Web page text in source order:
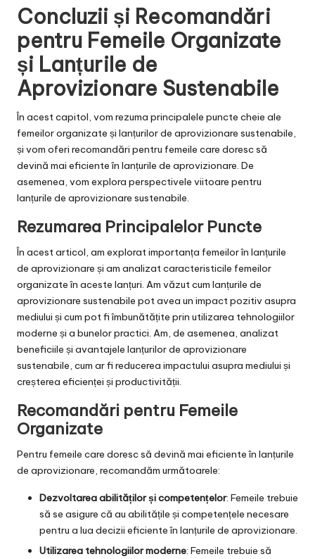
Concluzii și Recomandări
pentru Femeile Organizate
și Lanțurile de
Aprovizionare Sustenabile
În acest capitol, vom rezuma principalele puncte cheie ale
femeilor organizate și lanțurilor de aprovizionare sustenabile,
și vom oferi recomandări pentru femeile care doresc să
devină mai eficiente în lanțurile de aprovizionare. De
asemenea, vom explora perspectivele viitoare pentru
lanțurile de aprovizionare sustenabile.
Rezumarea Principalelor Puncte
În acest articol, am explorat importanța femeilor în lanțurile
de aprovizionare și am analizat caracteristicile femeilor
organizate în aceste lanțuri. Am văzut cum lanțurile de
aprovizionare sustenabile pot avea un impact pozitiv asupra
mediului și cum pot fi îmbunătățite prin utilizarea tehnologiilor
moderne și a bunelor practici. Am, de asemenea, analizat
beneficiile și avantajele lanțurilor de aprovizionare
sustenabile, cum ar fi reducerea impactului asupra mediului și
creșterea eficienței și productivității.
Recomandări pentru Femeile
Organizate
Pentru femeile care doresc să devină mai eficiente în lanțurile
de aprovizionare, recomandăm următoarele:
Dezvoltarea abilităților și competențelor: Femeile trebuie
să se asigure că au abilitățile și competențele necesare
pentru a lua decizii eficiente în lanțurile de aprovizionare.
Utilizarea tehnologiilor moderne: Femeile trebuie să